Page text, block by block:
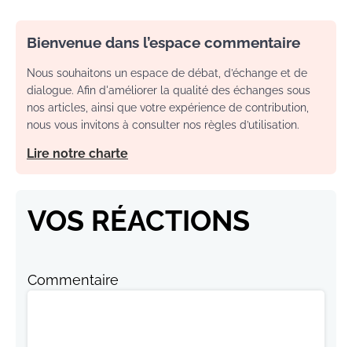
Bienvenue dans l’espace commentaire
Nous souhaitons un espace de débat, d’échange et de
dialogue. Afin d'améliorer la qualité des échanges sous
nos articles, ainsi que votre expérience de contribution,
nous vous invitons à consulter nos règles d’utilisation.
Lire notre charte
VOS RÉACTIONS
Commentaire